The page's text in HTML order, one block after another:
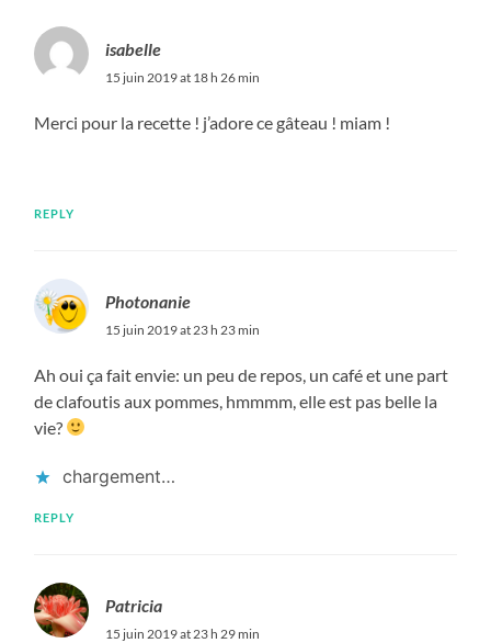
isabelle
15 juin 2019 at 18 h 26 min
Merci pour la recette ! j’adore ce gâteau ! miam !
REPLY
Photonanie
15 juin 2019 at 23 h 23 min
Ah oui ça fait envie: un peu de repos, un café et une part
de clafoutis aux pommes, hmmmm, elle est pas belle la
vie?
chargement…
REPLY
Patricia
15 juin 2019 at 23 h 29 min